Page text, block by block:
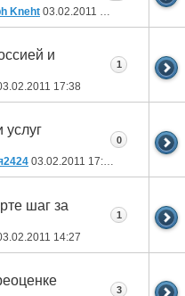
Kneht 03.02.2011 17:40
и
17:38
1
услуг
03.02.2011 17:25
0
шаг за
14:27
1
3